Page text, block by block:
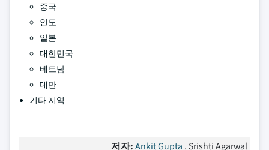
중국
인도
일본
대한민국
베트남
대만
기타 지역
저자:Ankit Gupta , Srishti Agarwal